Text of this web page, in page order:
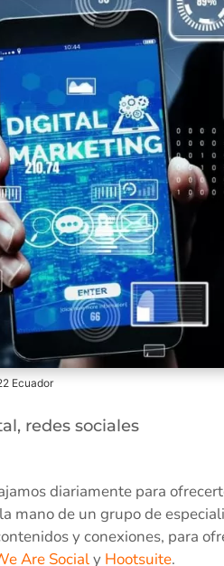
Ecuador
, redes sociales
diariamente para
mano de un grupo de
y conexiones, para
Are Socialy Hootsuite.